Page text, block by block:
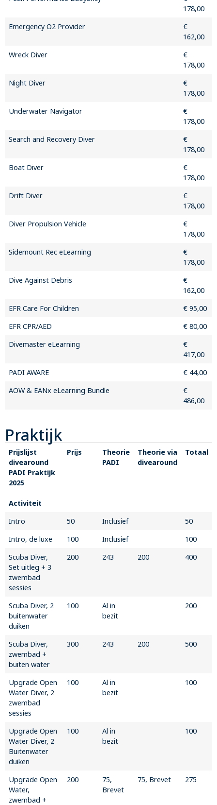
178,00
Emergency O2 Provider
€
162,00
Wreck Diver
€
178,00
Night Diver
€
178,00
Underwater Navigator
€
178,00
Search and Recovery Diver
€
178,00
Boat Diver
€
178,00
Drift Diver
€
178,00
Diver Propulsion Vehicle
€
178,00
Sidemount Rec eLearning
€
178,00
Dive Against Debris
€
162,00
EFR Care For Children
€ 95,00
EFR CPR/AED
€ 80,00
Divemaster eLearning
€
417,00
PADI AWARE
€ 44,00
AOW & EANx eLearning Bundle
€
486,00
Praktijk
Prijslijst
divearound
PADI Praktijk
2025
Activiteit
Prijs
Theorie
PADI
Theorie via
divearound
Totaal
Intro 50 Inclusief
50
Intro, de luxe
100 Inclusief
100
Scuba Diver,
Set uitleg + 3
zwembad
sessies
200 243 200 400
Scuba Diver, 2
buitenwater
duiken
100
Al in
bezit
200
Scuba Diver,
zwembad +
buiten water
300 243 200 500
Upgrade Open
Water Diver, 2
zwembad
sessies
100
Al in
bezit
100
Upgrade Open
Water Diver, 2
Buitenwater
duiken
100
Al in
bezit
100
Upgrade Open
Water,
zwembad +
200
75,
Brevet
75, Brevet 275